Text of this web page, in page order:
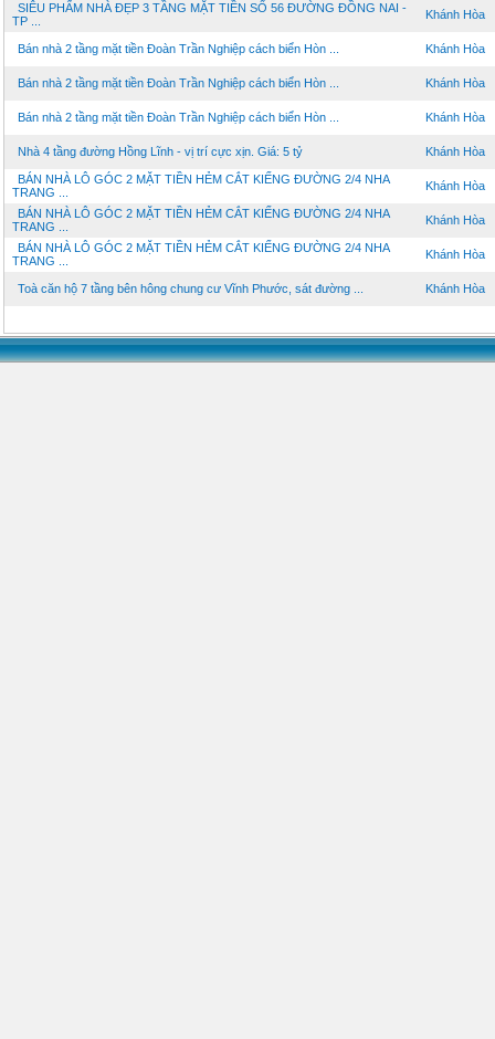
SIÊU PHẨM NHÀ ĐẸP 3 TẦNG MẶT TIỀN SỐ 56 ĐƯỜNG ĐỒNG NAI -
TP ...
Khánh Hòa
Bán nhà 2 tầng mặt tiền Đoàn Trần Nghiệp cách biển Hòn ... Khánh Hòa
Bán nhà 2 tầng mặt tiền Đoàn Trần Nghiệp cách biển Hòn ... Khánh Hòa
Bán nhà 2 tầng mặt tiền Đoàn Trần Nghiệp cách biển Hòn ... Khánh Hòa
Nhà 4 tầng đường Hồng Lĩnh - vị trí cực xịn. Giá: 5 tỷ Khánh Hòa
BÁN NHÀ LÔ GÓC 2 MẶT TIỀN HẺM CẮT KIẾNG ĐƯỜNG 2/4 NHA
TRANG ...
Khánh Hòa
BÁN NHÀ LÔ GÓC 2 MẶT TIỀN HẺM CẮT KIẾNG ĐƯỜNG 2/4 NHA
TRANG ...
Khánh Hòa
BÁN NHÀ LÔ GÓC 2 MẶT TIỀN HẺM CẮT KIẾNG ĐƯỜNG 2/4 NHA
TRANG ...
Khánh Hòa
Toà căn hộ 7 tầng bên hông chung cư Vĩnh Phước, sát đường ... Khánh Hòa